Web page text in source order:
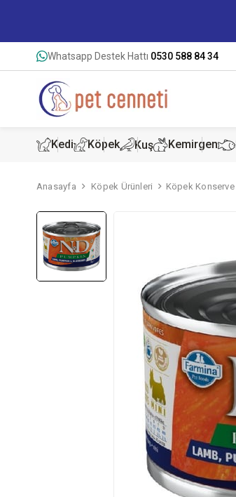
Whatsapp Destek Hattı 0530 588 84 34
Kedi Köpek Kuş Kemirgen
Anasayfa Köpek Ürünleri Köpek Konserve